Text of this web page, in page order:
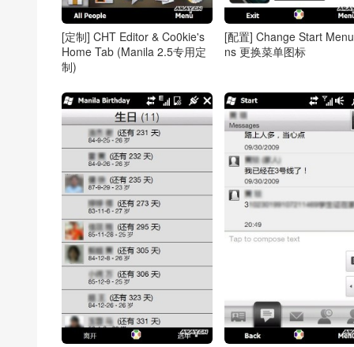
[定制] CHT Editor & Co0kie's
Home Tab (Manila 2.5专用定
制)
[配置] Change Start
ns 更换菜单图标